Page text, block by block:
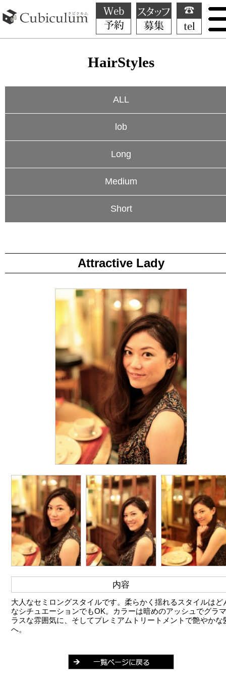
HairStyles
ALL
lob
Long
Medium
Short
Attractive Lady
内容
大人なセミロングスタイルです。柔らかく揺れるスタイルはど
なシチュエーションでもOK。カラーは暗めのアッシュでグラマ
ラスな雰囲気に、そしてプレミアムトリートメントで艶やかな
へ。